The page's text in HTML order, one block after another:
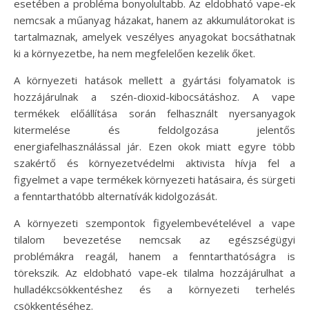
esetében a probléma bonyolultabb. Az eldobható vape-ek
nemcsak a műanyag házakat, hanem az akkumulátorokat is
tartalmaznak, amelyek veszélyes anyagokat bocsáthatnak
ki a környezetbe, ha nem megfelelően kezelik őket.
A környezeti hatások mellett a gyártási folyamatok is
hozzájárulnak a szén-dioxid-kibocsátáshoz. A vape
termékek előállítása során felhasznált nyersanyagok
kitermelése és feldolgozása jelentős
energiafelhasználással jár. Ezen okok miatt egyre több
szakértő és környezetvédelmi aktivista hívja fel a
figyelmet a vape termékek környezeti hatásaira, és sürgeti
a fenntarthatóbb alternatívák kidolgozását.
A környezeti szempontok figyelembevételével a vape
tilalom bevezetése nemcsak az egészségügyi
problémákra reagál, hanem a fenntarthatóságra is
törekszik. Az eldobható vape-ek tilalma hozzájárulhat a
hulladékcsökkentéshez és a környezeti terhelés
csökkentéséhez.